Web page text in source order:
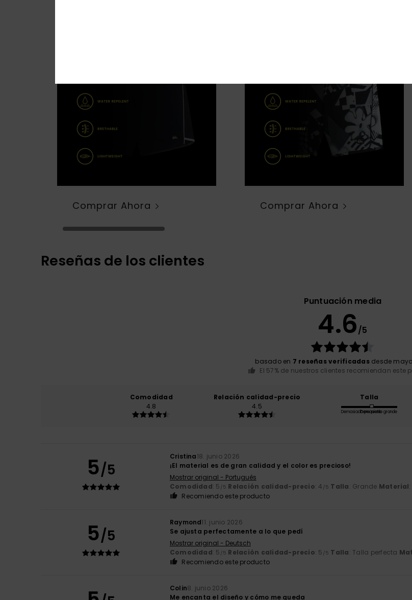
Comprar Ahora Comprar Ahora
Reseñas de los clientes
Puntuación media
4.6/5
basado en 7 reseñas verificadasdesde
El 57% de nuestros clientes recomiendan este
Comodidad
4.8
Relación calidad-precio
4.5
Talla
Demasiado pequeño
Demasiado grande
5/5
Cristina18. junio 2026
¡El material es de gran calidad y el color es precioso!
Mostrar original - Português
Comodidad: 5 /5 Relación calidad-precio: 4 /5 Talla: Grande Material
Recomiendo este producto
5/5
Raymond11. junio 2026
Se ajusta perfectamente a lo que pedí
Mostrar original - Deutsch
Comodidad: 5 /5 Relación calidad-precio: 5 /5 Talla: Talla perfecta
Recomiendo este producto
Colin8. junio 2026
Me encanta el diseño y cómo me queda